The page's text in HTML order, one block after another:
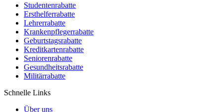
Studentenrabatte
Ersthelferrabatte
Lehrerrabatte
Krankenpflegerrabatte
Geburtstagsrabatte
Kreditkartenrabatte
Seniorenrabatte
Gesundheitsrabatte
Militärrabatte
Schnelle Links
Über uns